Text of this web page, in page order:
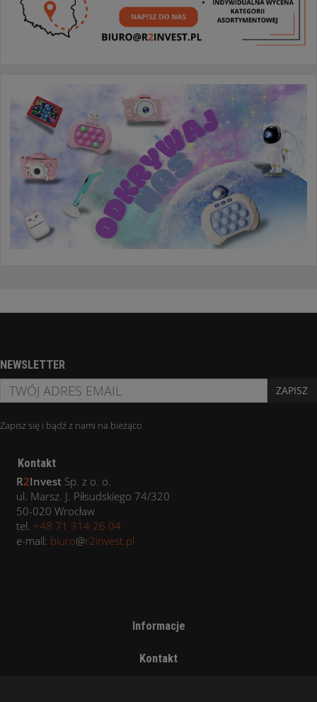
NEWSLETTER
ZAPISZ
Zapisz się i bądź z nami na bieżąco
Kontakt
R2Invest Sp. z o. o.
ul. Marsz. J. Piłsudskiego 74/320
50-020 Wrocław
tel. +48 71 314 26 04
e-mail: biuro@r2invest.pl
Informacje
Kontakt